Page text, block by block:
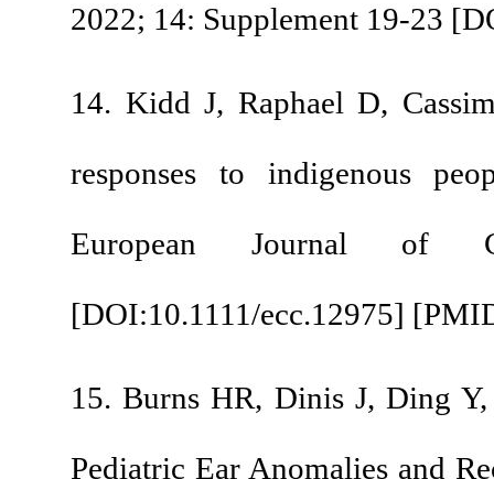
2022; 14:
14. Kidd J,
responses to
European
[ DOI:10.1111/
15. Burns HR, Dinis
Pediatric Ear